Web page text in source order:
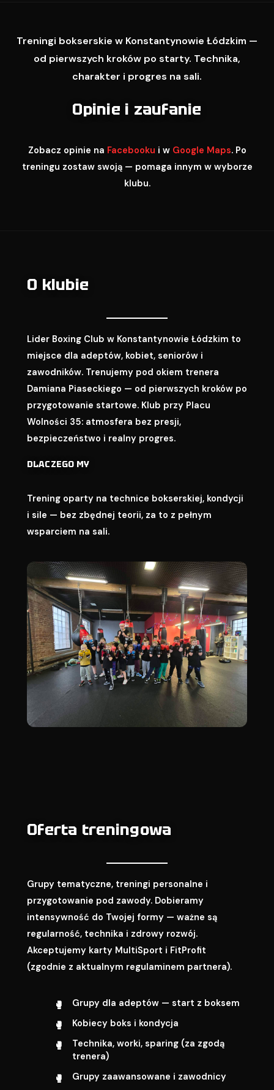
Treningi bokserskie w Konstantynowie Łódzkim —
od pierwszych kroków po starty. Technika,
charakter i progres na sali.
Opinie i zaufanie
Zobacz opinie na Facebooku i w Google Maps. Po
treningu zostaw swoją — pomaga innym w wyborze
klubu.
O klubie
Lider Boxing Club w Konstantynowie Łódzkim to
miejsce dla adeptów, kobiet, seniorów i
zawodników. Trenujemy pod okiem trenera
Damiana Piaseckiego — od pierwszych kroków po
przygotowanie startowe. Klub przy Placu
Wolności 35: atmosfera bez presji,
bezpieczeństwo i realny progres.
DLACZEGO MY
Trening oparty na technice bokserskiej, kondycji
i sile — bez zbędnej teorii, za to z pełnym
wsparciem na sali.
Oferta treningowa
Grupy tematyczne, treningi personalne i
przygotowanie pod zawody. Dobieramy
intensywność do Twojej formy — ważne są
regularność, technika i zdrowy rozwój.
Akceptujemy karty MultiSport i FitProfit
(zgodnie z aktualnym regulaminem partnera).
Grupy dla adeptów — start z boksem
Kobiecy boks i kondycja
Technika, worki, sparing (za zgodą
trenera)
Grupy zaawansowane i zawodnicy